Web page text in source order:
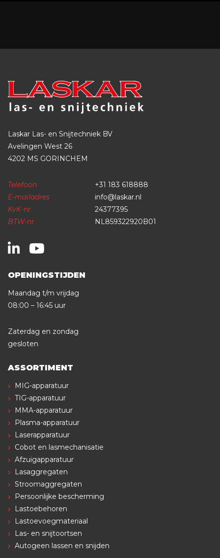
Laskar Las- en Snijtechniek BV
Avelingen West 26
4202 MS GORINCHEM
Telefoon
+31 183 618888
E-mailadres
info@laskar.nl
KvK-nr
24377395
BTW-nr
NL859322920B01
OPENINGSTIJDEN
Maandag t/m vrijdag
08:00 – 16:45 uur
Zaterdag en zondag
gesloten
ASSORTIMENT
MIG-apparatuur
TIG-apparatuur
MMA-apparatuur
Plasma-apparatuur
Laserapparatuur
Cobot en lasmechanisatie
Afzuigapparatuur
Lasaggregaten
Stroomaggregaten
Persoonlijke bescherming
Lastoebehoren
Lastoevoegmateriaal
Las- en snijtoortsen
Autogeen lassen en snijden